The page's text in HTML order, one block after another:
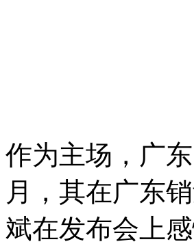
作为主场，广
月，其在广东
斌在发布会上